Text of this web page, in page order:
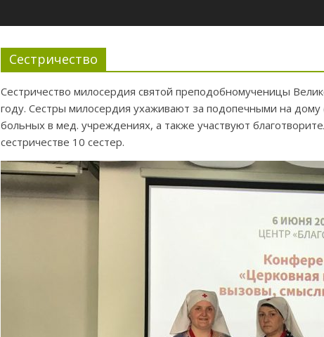
Сестричество
Сестричество милосердия святой преподобномученицы
году. Сестры милосердия ухаживают за подопечными на
больных в мед. учреждениях, а также участвуют
сестричестве 10 сестер.